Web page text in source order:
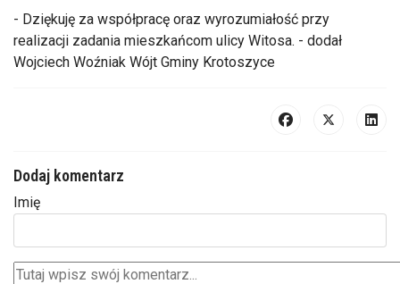
- Dziękuję za współpracę oraz wyrozumiałość przy
realizacji zadania mieszkańcom ulicy Witosa. - dodał
Wojciech Woźniak Wójt Gminy Krotoszyce
Dodaj komentarz
Imię